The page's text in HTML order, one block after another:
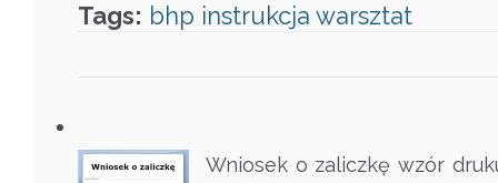
Tags: bhp instrukcja warsztat
Wniosek o zaliczkę wzór